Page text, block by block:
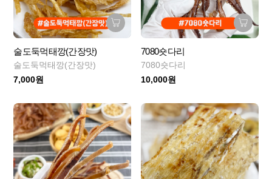
술도둑먹태깡(간장맛)
술도둑먹태깡(간장맛)
7,000원
7080숏다리
7080숏다리
10,000원